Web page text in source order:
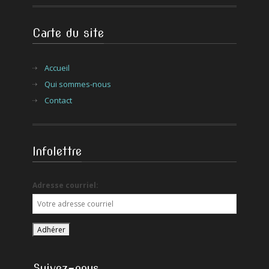
Carte du site
Accueil
Qui sommes-nous
Contact
Infolettre
Adresse courriel: